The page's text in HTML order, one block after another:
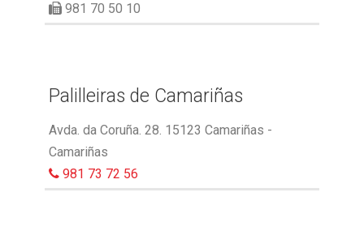
981 70 50 10
Palilleiras de Camariñas
Avda. da Coruña. 28. 15123 Camariñas -
Camariñas
981 73 72 56